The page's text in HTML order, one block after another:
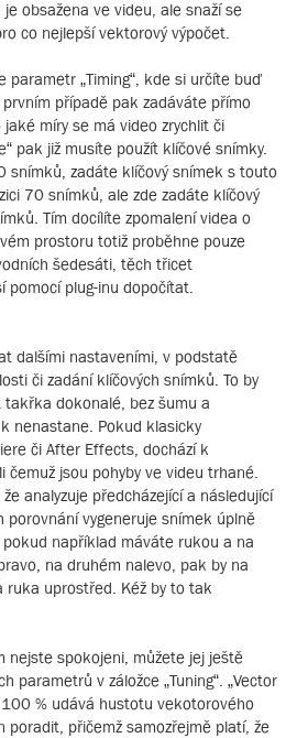
obsažena ve videu, ale snaží se
co nejlepší vektorový výpočet.
parametr „Timing“, kde si určíte buď
prvním případě pak zadáváte přímo
míry se má video zrychlit či
pak již musíte použít klíčové snímky.
snímků, zadáte klíčový snímek s touto
70 snímků, ale zde zadáte klíčový
Tím docílíte zpomalení videa o
prostoru totiž proběhne pouze
šedesáti, těch třicet
pomocí plug-inu dopočítat.
dalšími nastaveními, v podstatě
či zadání klíčových snímků. To by
dokonalé, bez šumu a
nenastane. Pokud klasicky
či After Effects, dochází k
čemuž jsou pohyby ve videu trhané.
analyzuje předcházející a následující
porovnání vygeneruje snímek úplně
například máváte rukou a na
na druhém nalevo, pak by na
ruka uprostřed. Kéž by to tak
nejste spokojeni, můžete jej ještě
parametrů v záložce „Tuning“. „Vector
% udává hustotu vekotorového
poradit, přičemž samozřejmě platí, že